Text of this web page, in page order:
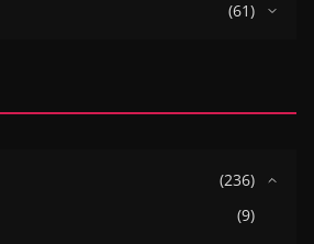
(61)
(236)
(9)